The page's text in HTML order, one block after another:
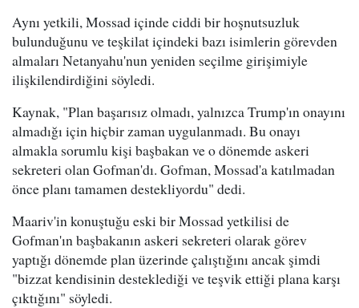
Aynı yetkili, Mossad içinde ciddi bir hoşnutsuzluk
bulunduğunu ve teşkilat içindeki bazı isimlerin görevden
almaları Netanyahu'nun yeniden seçilme girişimiyle
ilişkilendirdiğini söyledi.
Kaynak, "Plan başarısız olmadı, yalnızca Trump'ın onayını
almadığı için hiçbir zaman uygulanmadı. Bu onayı
almakla sorumlu kişi başbakan ve o dönemde askeri
sekreteri olan Gofman'dı. Gofman, Mossad'a katılmadan
önce planı tamamen destekliyordu" dedi.
Maariv'in konuştuğu eski bir Mossad yetkilisi de
Gofman'ın başbakanın askeri sekreteri olarak görev
yaptığı dönemde plan üzerinde çalıştığını ancak şimdi
"bizzat kendisinin desteklediği ve teşvik ettiği plana karşı
çıktığını" söyledi.